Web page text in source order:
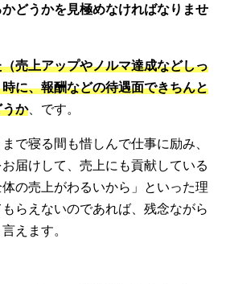
どうかを見極めなければなりませ
売上アップやノルマ達成などしっ
に、報酬などの待遇面できちんと
か、です。
で寝る間も惜しんで仕事に励み、
届けして、売上にも貢献している
の売上がわるいから」といった理
らえないのであれば、残念ながら
えます。